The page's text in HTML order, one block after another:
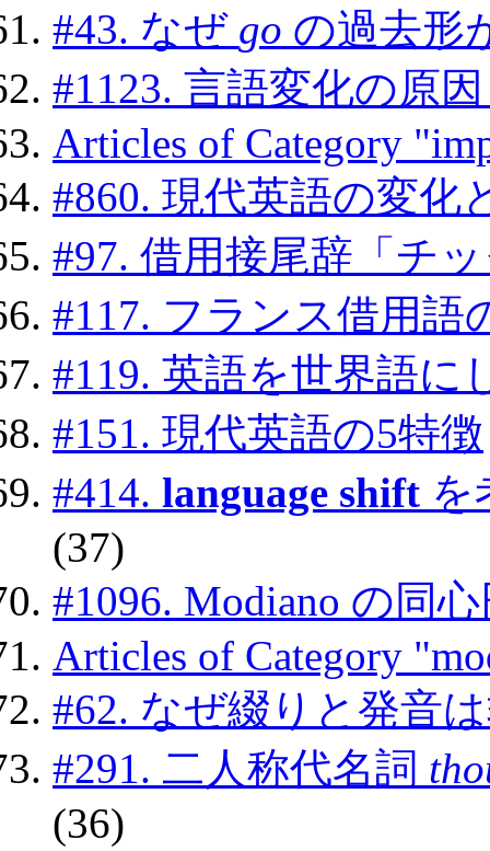
#43. なぜ go の過去形
#1123. 言語変化の原
Articles of Category
#860. 現代英語の変化
#97. 借用接尾辞「チ
#117. フランス借用語
#119. 英語を世界語に
#151. 現代英語の5特徴
#414. language shift を
(37)
#1096. Modiano の同
Articles of Category
#62. なぜ綴りと発音
#291. 二人称代名詞
(36)